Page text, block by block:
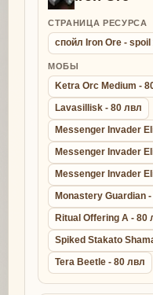
СТРАНИЦА РЕСУРСА
спойл Iron Ore -
МОБЫ
Ketra Orc Medium -
Lavasillisk - 80 лвл
Messenger Invader
Messenger Invader
Messenger Invader
Monastery Guardian
Ritual Offering A - 80
Spiked Stakato
Tera Beetle - 80 лвл